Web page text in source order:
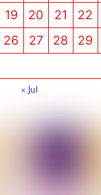
19 20 21 22
26 27 28 29
« Jul